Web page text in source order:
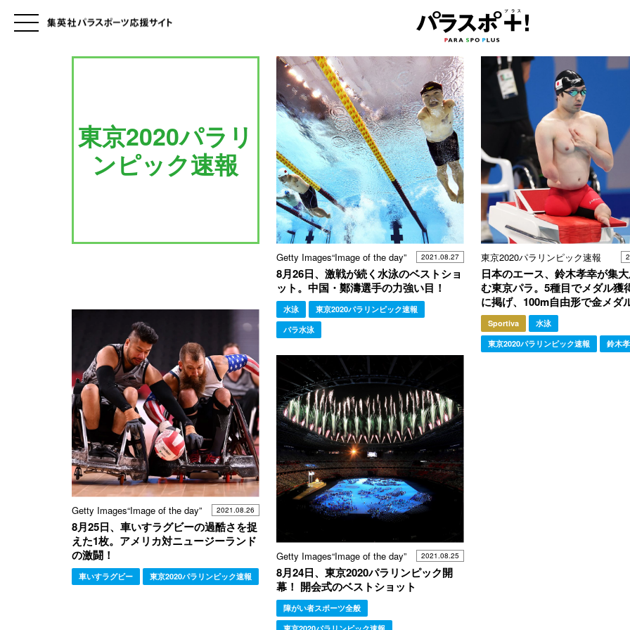
東京2020パラリ
ンピック速報
Getty Images“Image of the day” 2021.08.27
8月26日、激戦が続く水泳のベストショ
ット。中国・鄭濤選手の力強い目！
水泳
東京2020パラリンピック速報
パラ水泳
東京2020パラリンピック速報
日本のエース、鈴木孝幸が集
む東京パラ。5種目でメダル獲
に掲げ、100m自由形で金メダ
Sportiva
水泳
東京2020パラリンピック速報
鈴木
Getty Images“Image of the day” 2021.08.26
8月25日、車いすラグビーの過酷さを捉
えた1枚。アメリカ対ニュージーランド
の激闘！
車いすラグビー 東京2020パラリンピック速報
Getty Images“Image of the day” 2021.08.25
8月24日、東京2020パラリンピック開
幕！ 開会式のベストショット
障がい者スポーツ全般